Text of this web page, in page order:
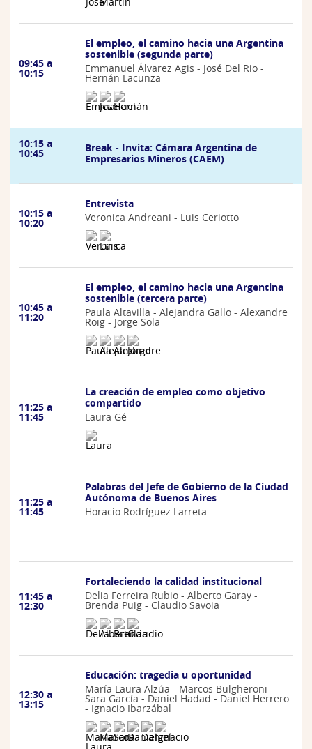
09:45 a
10:15
El empleo, el camino hacia una Argentina
sostenible (segunda parte)
Emmanuel Álvarez Agis - José Del Rio -
Hernán Lacunza
10:15 a
10:45
Break - Invita: Cámara Argentina de
Empresarios Mineros (CAEM)
10:15 a
10:20
Entrevista
Veronica Andreani - Luis Ceriotto
10:45 a
11:20
El empleo, el camino hacia una Argentina
sostenible (tercera parte)
Paula Altavilla - Alejandra Gallo - Alexandre
Roig - Jorge Sola
11:25 a
11:45
La creación de empleo como objetivo
compartido
Laura Gé
11:25 a
11:45
Palabras del Jefe de Gobierno de la Ciudad
Autónoma de Buenos Aires
Horacio Rodríguez Larreta
11:45 a
12:30
Fortaleciendo la calidad institucional
Delia Ferreira Rubio - Alberto Garay -
Brenda Puig - Claudio Savoia
12:30 a
13:15
Educación: tragedia u oportunidad
María Laura Alzúa - Marcos Bulgheroni -
Sara García - Daniel Hadad - Daniel Herrero
- Ignacio Ibarzábal